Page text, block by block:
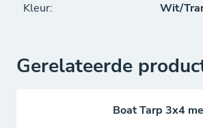
Kleur:
Wit/
Gerelateerde
Boat Tarp 3x4